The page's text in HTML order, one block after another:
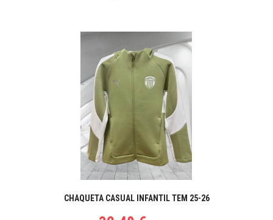
CHAQUETA CASUAL INFANTIL TEM 25-26